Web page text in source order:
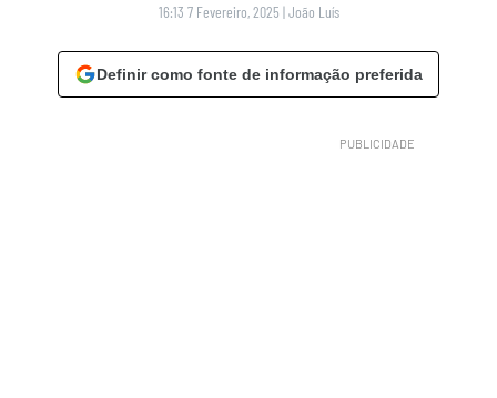
16:13 7 Fevereiro, 2025 |João Luís
Definir como fonte de informação preferida